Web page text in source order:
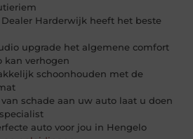
Dealer Harderwijk heeft het beste
upgrade het algemene comfort
kan verhogen
schoonhouden met de
van schade aan uw auto laat u doen
auto voor jou in Hengelo